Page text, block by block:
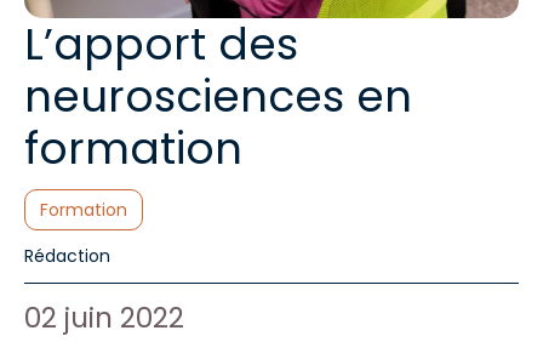
L’apport des
neurosciences en
formation
Catégories :
Formation
Auteur de l'article :
Rédaction
Date de publication :
02 juin 2022